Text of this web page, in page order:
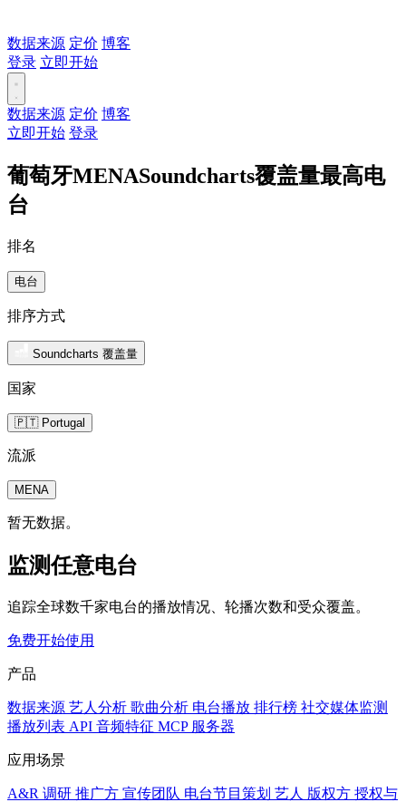
数据来源 定价 博客
登录 立即开始
数据来源 定价 博客
立即开始 登录
葡萄牙MENASoundcharts覆盖量最高电
台
排名
电台
排序方式
Soundcharts 覆盖量
国家
🇵🇹 Portugal
流派
MENA
暂无数据。
监测任意电台
追踪全球数千家电台的播放情况、轮播次数和受众覆盖。
免费开始使用
产品
数据来源 艺人分析 歌曲分析 电台播放 排行榜 社交媒体监测
播放列表 API 音频特征 MCP 服务器
应用场景
A&R 调研 推广方 宣传团队 电台节目策划 艺人 版权方 授权与